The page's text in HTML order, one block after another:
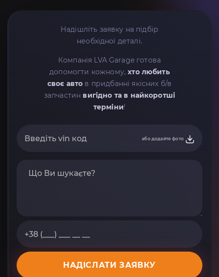
Надішліть заявку на підбір
необхідної деталі.
Компанія LVA Garage готова
допомогти кожному,хто любить
своє авто в придбанні якісних б/в
запчастин вигідно та в найкоротші
терміни!
або додайте фото
НАДІСЛАТИ ЗАЯВКУ